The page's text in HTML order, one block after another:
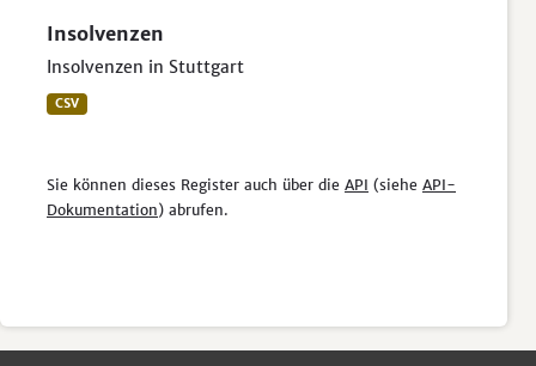
Insolvenzen
Insolvenzen in Stuttgart
CSV
Sie können dieses Register auch über die API (siehe API-
Dokumentation) abrufen.